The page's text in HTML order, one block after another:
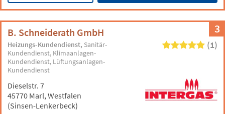
3
B. Schneiderath GmbH
Heizungs-Kundendienst Sanitär-
Kundendienst Klimaanlagen-
Kundendienst Lüftungsanlagen-
Kundendienst
(1)
Dieselstr. 7
45770 Marl, Westfalen
(Sinsen-Lenkerbeck)